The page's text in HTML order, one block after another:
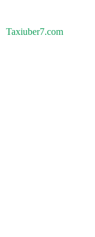
Taxiuber7.com